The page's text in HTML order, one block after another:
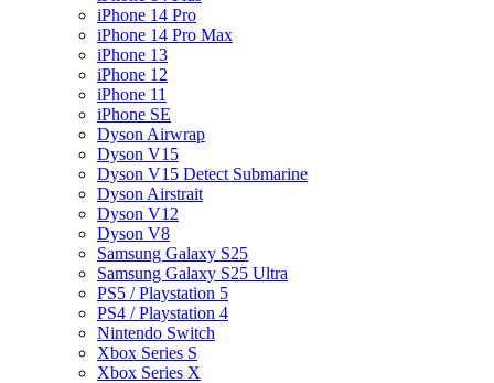
iPhone 14 Pro
iPhone 14 Pro Max
iPhone 13
iPhone 12
iPhone 11
iPhone SE
Dyson Airwrap
Dyson V15
Dyson V15 Detect Submarine
Dyson Airstrait
Dyson V12
Dyson V8
Samsung Galaxy S25
Samsung Galaxy S25 Ultra
PS5 / Playstation 5
PS4 / Playstation 4
Nintendo Switch
Xbox Series S
Xbox Series X